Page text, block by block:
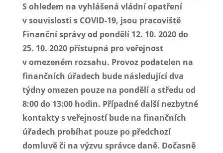
S ohledem na vyhlášená vládní opatření
v souvislosti s COVID-19, jsou pracoviště
Finanční správy od pondělí 12. 10. 2020 do
25. 10. 2020 přístupná pro veřejnost
v omezeném rozsahu. Provoz podatelen na
finančních úřadech bude následující dva
týdny omezen pouze na pondělí a středu od
8:00 do 13:00 hodin. Případné další nezbytné
kontakty s veřejností bude na finančních
úřadech probíhat pouze po předchozí
domluvě či na výzvu správce daně. Dočasně